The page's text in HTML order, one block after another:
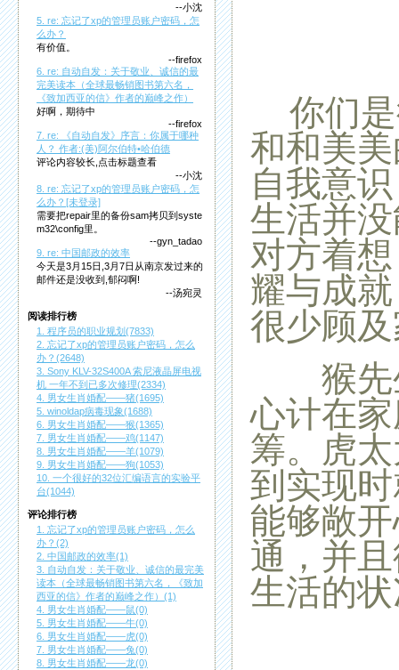
--小沈
5. re: 忘记了xp的管理员账户密码，怎
么办？
有价值。
--firefox
6. re: 自动自发：关于敬业、诚信的最
完美读本（全球最畅销图书第六名，
《致加西亚的信》作者的巅峰之作）
好啊，期待中
--firefox
7. re: 《自动自发》序言：你属于哪种
人？ 作者:(美)阿尔伯特•哈伯德
评论内容较长,点击标题查看
--小沈
8. re: 忘记了xp的管理员账户密码，怎
么办？[未登录]
需要把repair里的备份sam拷贝到syste
m32\config里。
--gyn_tadao
9. re: 中国邮政的效率
今天是3月15日,3月7日从南京发过来的
邮件还是没收到,郁闷啊!
--汤宛灵
阅读排行榜
1. 程序员的职业规划(7833)
2. 忘记了xp的管理员账户密码，怎么
办？(2648)
3. Sony KLV-32S400A 索尼液晶屏电视
机 一年不到已多次修理(2334)
4. 男女生肖婚配——猪(1695)
5. winoldap病毒现象(1688)
6. 男女生肖婚配——猴(1365)
7. 男女生肖婚配——鸡(1147)
8. 男女生肖婚配——羊(1079)
9. 男女生肖婚配——狗(1053)
10. 一个很好的32位汇编语言的实验平
台(1044)
评论排行榜
1. 忘记了xp的管理员账户密码，怎么
办？(2)
2. 中国邮政的效率(1)
3. 自动自发：关于敬业、诚信的最完美
读本（全球最畅销图书第六名，《致加
西亚的信》作者的巅峰之作）(1)
4. 男女生肖婚配——鼠(0)
5. 男女生肖婚配——牛(0)
6. 男女生肖婚配——虎(0)
7. 男女生肖婚配——兔(0)
8. 男女生肖婚配——龙(0)
你们是
和和美
自我意
生活并
对方着
耀与成
很少顾
猴先生
心计在
筹。虎
到实现
能够敞
通，并
生活的